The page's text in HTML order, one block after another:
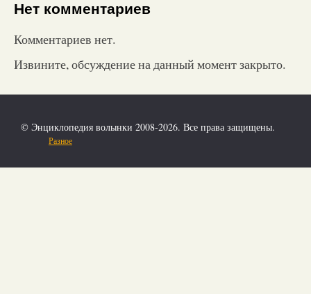
Нет комментариев
Комментариев нет.
Извините, обсуждение на данный момент закрыто.
© Энциклопедия волынки 2008-2026. Все права защищены.
Разное